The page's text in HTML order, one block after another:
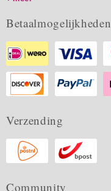
Betaalmogelijkheden
Verzending
Community